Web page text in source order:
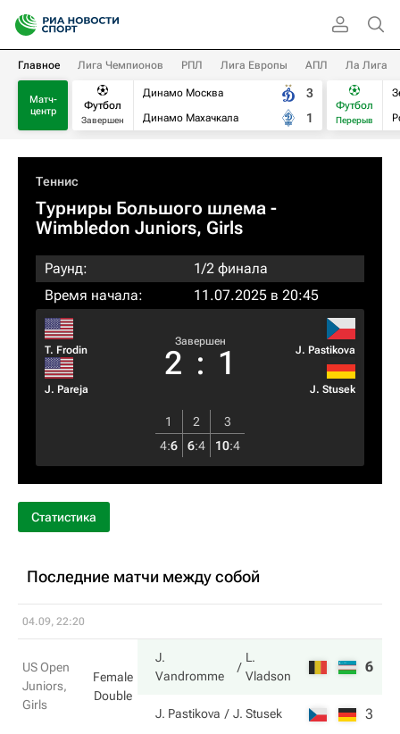
Главное Лига Чемпионов РПЛ Лига Европы АПЛ Ла Лига
Матч-
центр
Футбол
Завершен
Динамо Москва
Динамо Махачкала
3
1
Футбол
Перерыв
Теннис
Турниры Большого шлема -
Wimbledon Juniors, Girls
Раунд:
1/2 финала
Время начала:
11.07.2025 в 20:45
T. Frodin
J. Pareja
Завершен
2 : 1 J. Pastikova
J. Stusek
1 2
3
4:6 6:4 10:4
Статистика
Последние матчи между собой
04.09, 22:20
US Open
Juniors,
Girls
Female
Double
J.
Vandromme
L.
Vladson
6
J. Pastikova J. Stusek 3